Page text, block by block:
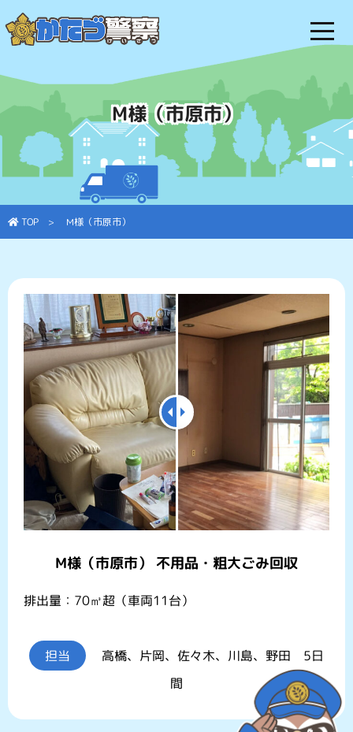
M様（市原市）
TOP > M様（市原市）
M様（市原市） 不用品・粗大ごみ回収
排出量：70㎥超（車両11台）
担当 高橋、片岡、佐々木、川島、野田 5日
間